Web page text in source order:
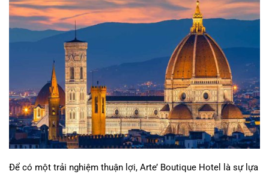
Để có một trải nghiệm thuận lợi, Arte’ Boutique Hotel là sự lựa